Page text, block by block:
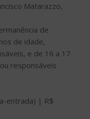
Matarazzo,
de
de idade,
e de 16 a 17
responsáveis
entrada) | R$